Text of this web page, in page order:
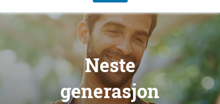
Neste
generasjon